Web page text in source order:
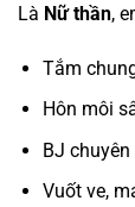
Là Nữ thần,
Tắm
Hôn môi
BJ
Vuốt ve,